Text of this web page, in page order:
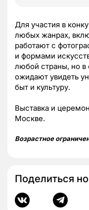
Для участия в
любых жанрах,
работают с
и формами
любой страны, но в
ожидают увидеть
быт и культуру.
Выставка и
Москве.
Возрастное
Поделиться